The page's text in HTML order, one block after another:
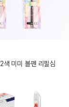
색 미미 볼펜 리필심